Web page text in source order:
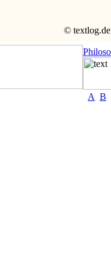
© textlog.de
A B